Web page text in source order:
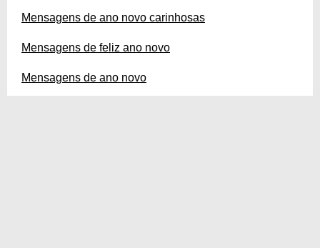
Mensagens de ano novo carinhosas
Mensagens de feliz ano novo
Mensagens de ano novo